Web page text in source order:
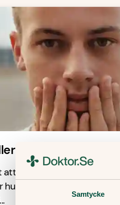
Samtycke
torrsprickor – så
att få sprickor i mungiporna
Men stress och kyla